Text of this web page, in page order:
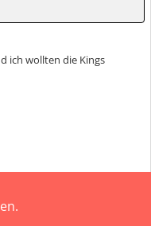
ich wollten die Kings